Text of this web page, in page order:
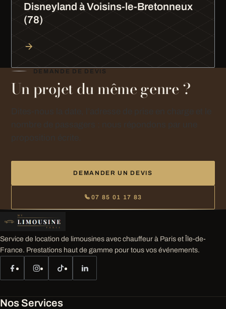
Disneyland à Voisins-le-Bretonneux
(78)
DEMANDE DE DEVIS
Un projet du même genre ?
DEMANDER UN DEVIS
07 85 01 17 83
Service de location de limousines avec chauffeur à Paris et Île-de-
France. Prestations haut de gamme pour tous vos événements.
Nos Services